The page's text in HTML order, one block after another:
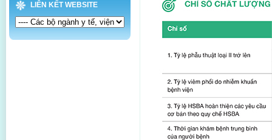
LIÊN KẾT WEBSITE